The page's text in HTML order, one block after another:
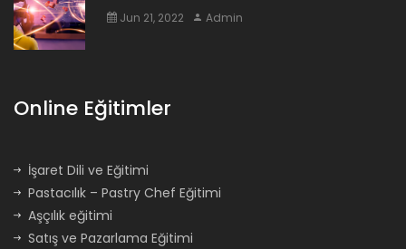
Jun 21, 2022 Admin
Online Eğitimler
İşaret Dili ve Eğitimi
Pastacılık – Pastry Chef Eğitimi
Aşçılık eğitimi
Satış ve Pazarlama Eğitimi